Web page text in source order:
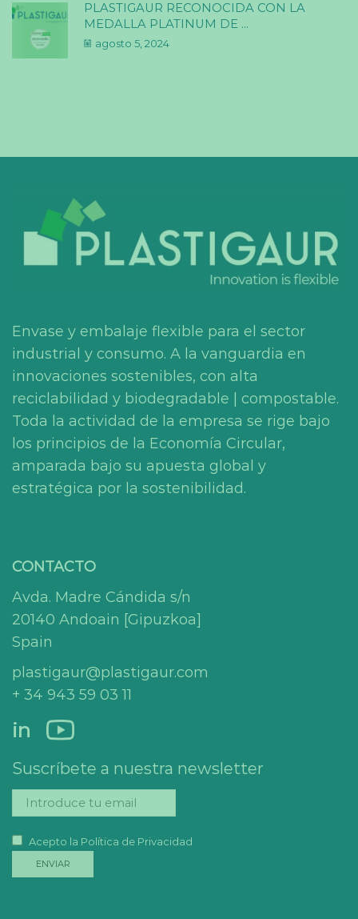
PLASTIGAUR RECONOCIDA CON LA
MEDALLA PLATINUM DE ...
agosto 5, 2024
Envase y embalaje flexible para el sector
industrial y consumo. A la vanguardia en
innovaciones sostenibles, con alta
reciclabilidad y biodegradable | compostable.
Toda la actividad de la empresa se rige bajo
los principios de la Economía Circular,
amparada bajo su apuesta global y
estratégica por la sostenibilidad.
CONTACTO
Avda. Madre Cándida s/n
20140 Andoain [Gipuzkoa]
Spain
plastigaur@plastigaur.com
+ 34 943 59 03 11
in
Suscríbete a nuestra newsletter
Acepto la Política de Privacidad